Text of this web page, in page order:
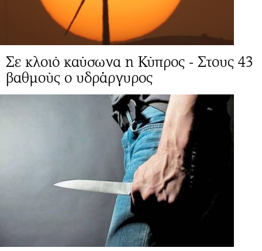
Σε κλοιό καύσωνα η Κύπρος - Στους 43
βαθμούς ο υδράργυρος